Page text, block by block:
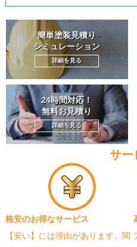
簡単塗装見積り
シミュレーション
詳細を見る
24時間対応！
無料お見積り
詳細を見る
サー
格安のお得なサービス
【安い】には理由があります。関